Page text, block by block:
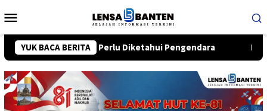
ke
Mobile
YUK BACA BERITA
yang Perlu Diketahui Pengendara Dokter RS Sari